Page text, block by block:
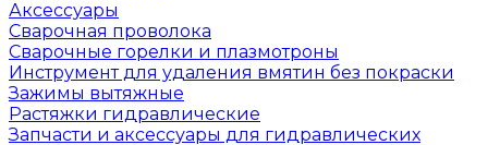
Аксессуары
Сварочная проволока
Сварочные горелки и плазмотроны
Инструмент для удаления вмятин без покраски
Зажимы вытяжные
Растяжки гидравлические
Запчасти и аксессуары для гидравлических